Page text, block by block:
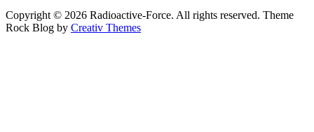
Copyright © 2026 Radioactive-Force. All rights reserved. Theme
Rock Blog by Creativ Themes